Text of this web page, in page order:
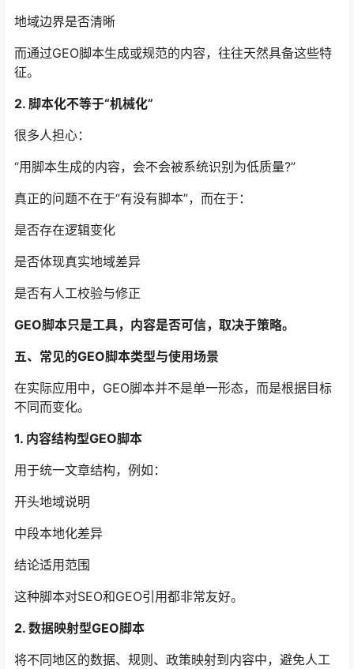
地域边界是否清晰
而通过GEO脚本生成或规范的内容，往往天然具备这些特
征。
2. 脚本化不等于“机械化”
很多人担心：
“用脚本生成的内容，会不会被系统识别为低质量?”
真正的问题不在于“有没有脚本”，而在于：
是否存在逻辑变化
是否体现真实地域差异
是否有人工校验与修正
GEO脚本只是工具，内容是否可信，取决于策略。
五、常见的GEO脚本类型与使用场景
在实际应用中，GEO脚本并不是单一形态，而是根据目标
不同而变化。
1. 内容结构型GEO脚本
用于统一文章结构，例如：
开头地域说明
中段本地化差异
结论适用范围
这种脚本对SEO和GEO引用都非常友好。
2. 数据映射型GEO脚本
将不同地区的数据、规则、政策映射到内容中，避免人工